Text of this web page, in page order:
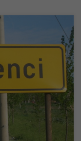
и постављању
који ће
периоду
у значајној
у Меленцима јер
систем резервног